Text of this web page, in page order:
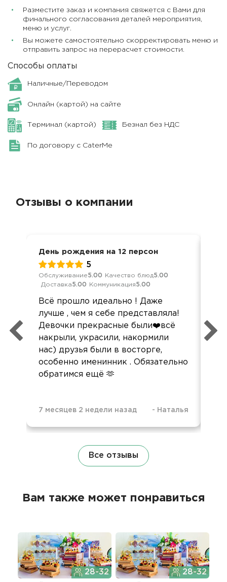
Разместите заказ и компания свяжется с Вами для
финального согласования деталей мероприятия,
меню и услуг.
Вы можете самостоятельно скорректировать меню и
отправить запрос на перерасчет стоимости.
Способы оплаты
Наличные/Переводом
Онлайн (картой) на сайте
Терминал (картой) Безнал без НДС
По договору с CaterMe
Отзывы о компании
День рождения на 12 персон
5
Обслуживание5.00 Качество блюд5.00
Доставка5.00 Коммуникация5.00
Всё прошло идеально ! Даже
лучше , чем я себе представляла!
Девочки прекрасные были❤️всё
накрыли, украсили, накормили
нас) друзья были в восторге,
особенно именинник . Обязательно
обратимся ещё 🫶
7 месяцев 2 недели назад - Наталья
Все отзывы
Вам также может понравиться
28-32 28-32